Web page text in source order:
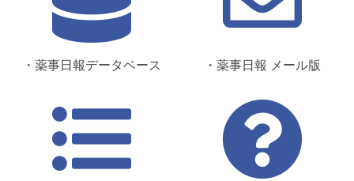
・薬事日報データベース ・薬事日報 メール版